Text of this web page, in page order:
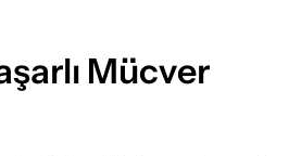
Mücver